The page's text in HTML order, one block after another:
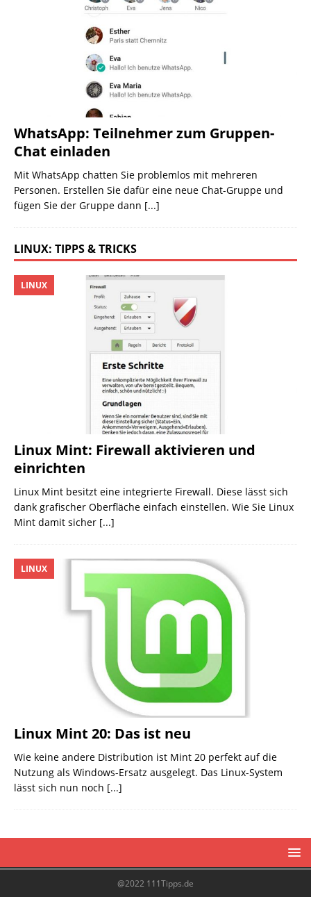
WhatsApp: Teilnehmer zum Gruppen-
Chat einladen
Mit WhatsApp chatten Sie problemlos mit mehreren
Personen. Erstellen Sie dafür eine neue Chat-Gruppe und
fügen Sie der Gruppe dann [...]
LINUX: TIPPS & TRICKS
Linux Mint: Firewall aktivieren und
einrichten
LINUX
Linux Mint besitzt eine integrierte Firewall. Diese lässt sich
dank grafischer Oberfläche einfach einstellen. Wie Sie Linux
Mint damit sicher [...]
Linux Mint 20: Das ist neu
LINUX
Wie keine andere Distribution ist Mint 20 perfekt auf die
Nutzung als Windows-Ersatz ausgelegt. Das Linux-System
lässt sich nun noch [...]
@2022 111Tipps.de